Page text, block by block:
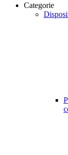
Categorie